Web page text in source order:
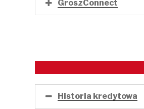
GroszConnect
Historia kredytowa